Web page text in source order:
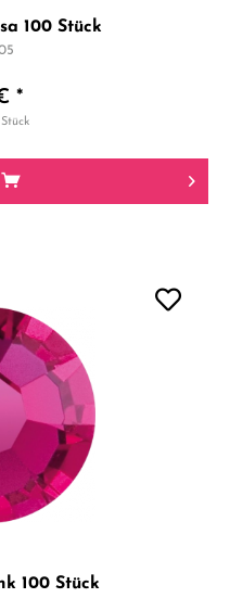
100 Stück
*
100 Stück